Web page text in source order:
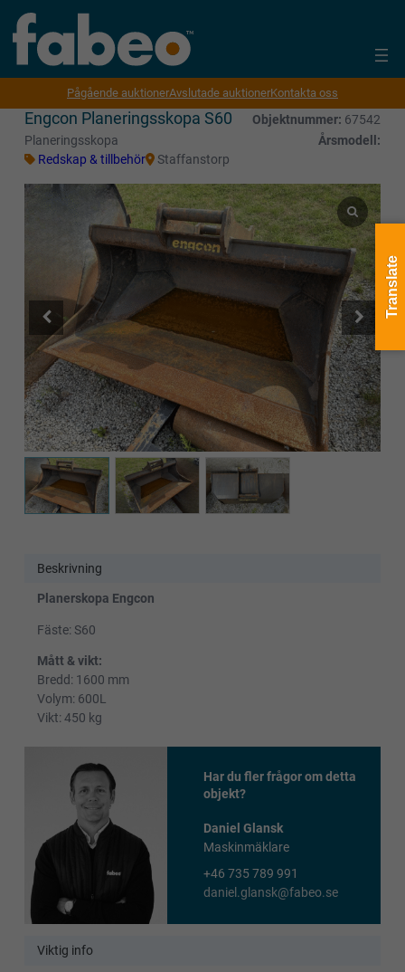
Pågående auktionerAvslutade auktionerKontakta oss
Engcon Planeringsskopa S60 Objektnummer: 67542
Planeringsskopa
Årsmodell:
Redskap & tillbehör
Staffanstorp
Beskrivning
Planerskopa Engcon
Fäste: S60
Mått & vikt:
Bredd: 1600 mm
Volym: 600L
Vikt: 450 kg
Har du fler frågor om detta
objekt?
Daniel Glansk
Maskinmäklare
+46 735 789 991
daniel.glansk@fabeo.se
Viktig info
Translate